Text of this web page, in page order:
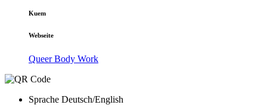
Kuem
Webseite
Queer Body Work
Sprache Deutsch/English